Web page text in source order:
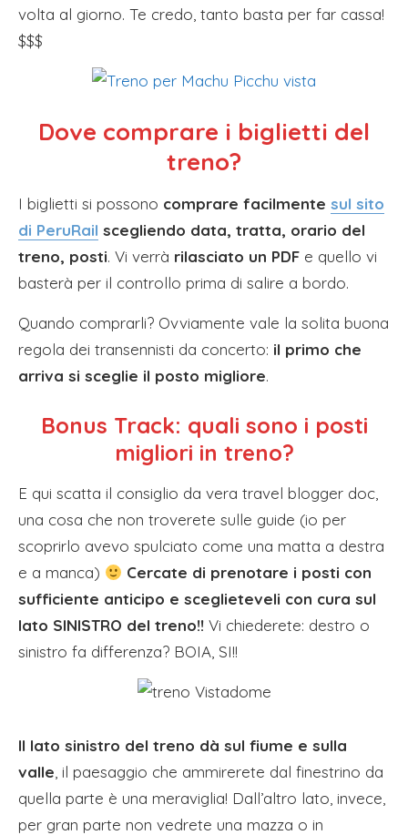
volta al giorno. Te credo, tanto basta per far cassa!
$$$
Dove comprare i biglietti del
treno?
I biglietti si possono comprare facilmente sul sito
di PeruRail scegliendo data, tratta, orario del
treno, posti. Vi verrà rilasciato un PDF e quello vi
basterà per il controllo prima di salire a bordo.
Quando comprarli? Ovviamente vale la solita buona
regola dei transennisti da concerto: il primo che
arriva si sceglie il posto migliore.
Bonus Track: quali sono i posti
migliori in treno?
E qui scatta il consiglio da vera travel blogger doc,
una cosa che non troverete sulle guide (io per
scoprirlo avevo spulciato come una matta a destra
e a manca)
Cercate di prenotare i posti con
sufficiente anticipo e sceglieteveli con cura sul
lato SINISTRO del treno!! Vi chiederete: destro o
sinistro fa differenza? BOIA, SI!!
Il lato sinistro del treno dà sul fiume e sulla
valle , il paesaggio che ammirerete dal finestrino da
quella parte è una meraviglia! Dall’altro lato, invece,
per gran parte non vedrete una mazza o in